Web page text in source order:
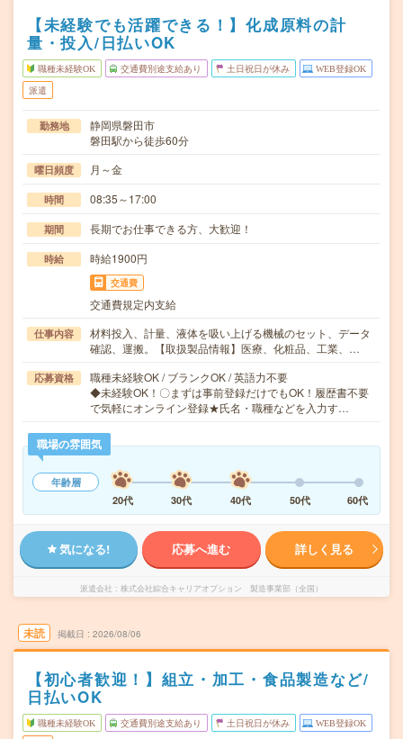
【未経験でも活躍できる！】化成原料の計
量・投入/日払いOK
職種未経験OK 交通費別途支給あり 土日祝日が休み WEB登録OK
派遣
勤務地
静岡県磐田市
磐田駅から徒歩60分
曜日頻度 月～金
時間 08:35～17:00
期間 長期でお仕事できる方、大歓迎！
時給 時給1900円
交通費
交通費規定内支給
仕事内容
材料投入、計量、液体を吸い上げる機械のセット、データ
確認、運搬。【取扱製品情報】医療、化粧品、工業、…
応募資格
職種未経験OK / ブランクOK / 英語力不要
◆未経験OK！〇まずは事前登録だけでもOK！履歴書不要
で気軽にオンライン登録★氏名・職種などを入力す…
職場の雰囲気
年齢層
20代
30代 40代 50代 60代
気になる! 応募へ進む 詳しく見る
派遣会社 株式会社綜合キャリアオプション 製造事業部（全国）
未読 掲載日 2026/08/06
【初心者歓迎！】組立・加工・食品製造など/
日払いOK
職種未経験OK 交通費別途支給あり 土日祝日が休み WEB登録OK